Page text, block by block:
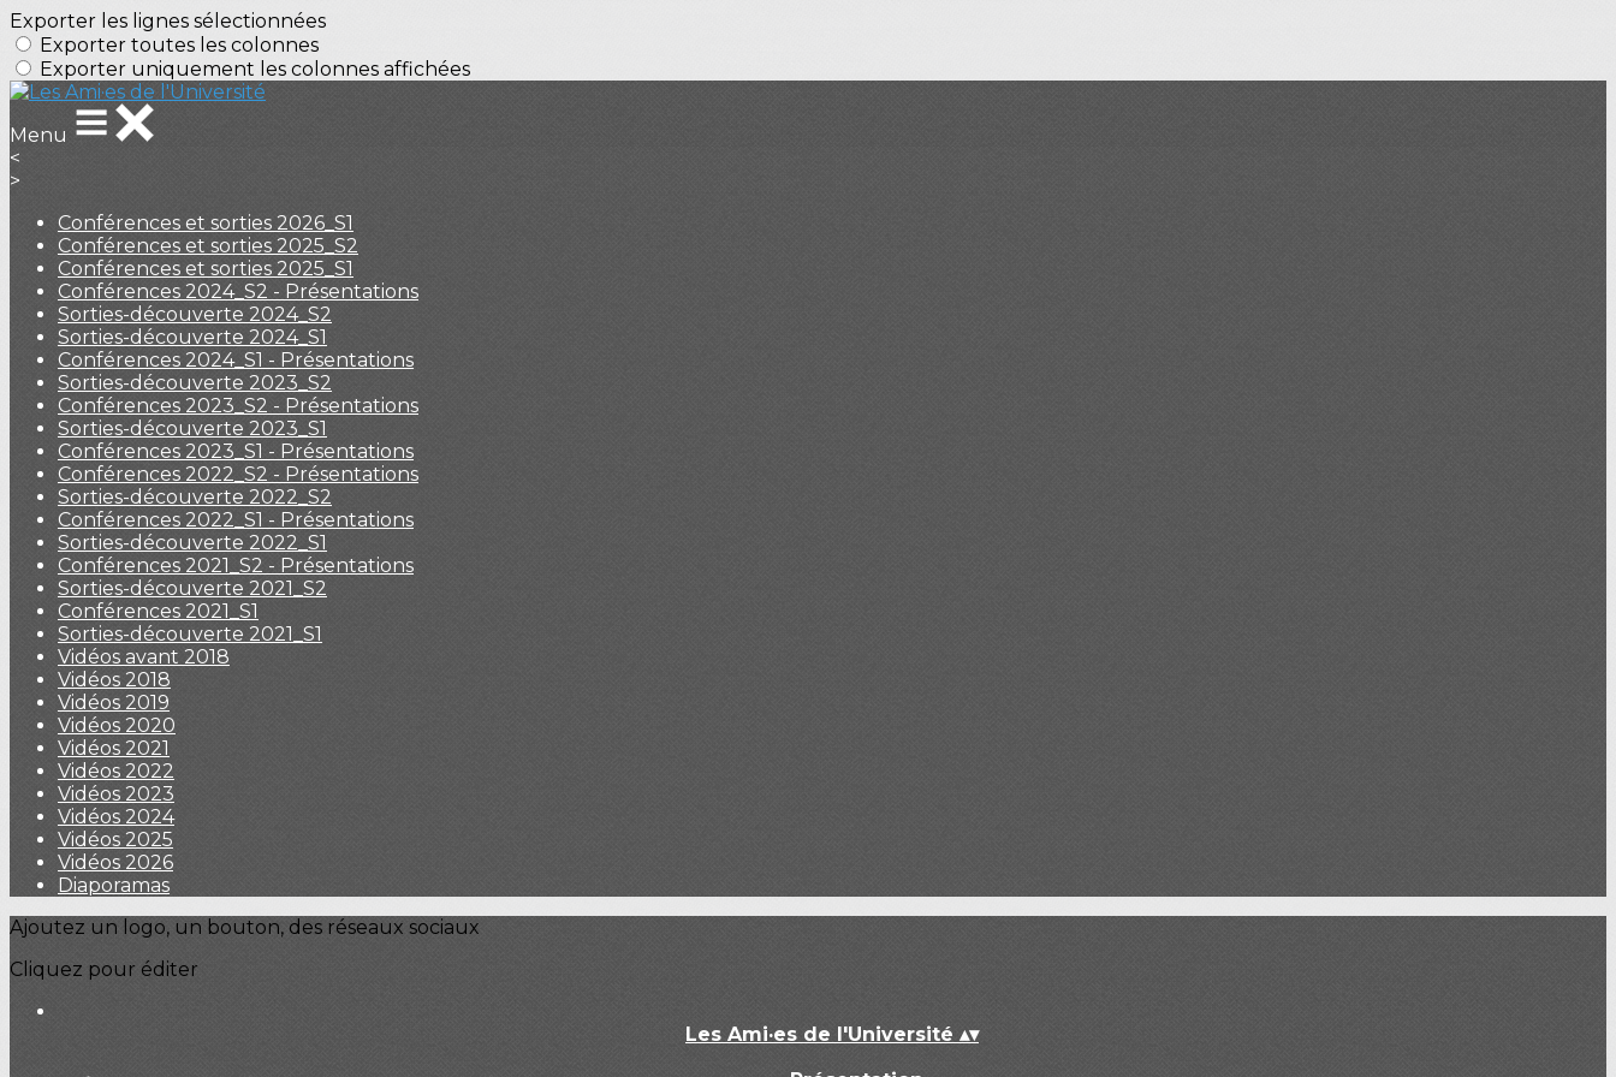
Exporter les lignes sélectionnées
Exporter toutes les colonnes
Exporter uniquement les colonnes affichées
Menu
<
>
Conférences et sorties 2026_S1
Conférences et sorties 2025_S2
Conférences et sorties 2025_S1
Conférences 2024_S2 - Présentations
Sorties-découverte 2024_S2
Sorties-découverte 2024_S1
Conférences 2024_S1 - Présentations
Sorties-découverte 2023_S2
Conférences 2023_S2 - Présentations
Sorties-découverte 2023_S1
Conférences 2023_S1 - Présentations
Conférences 2022_S2 - Présentations
Sorties-découverte 2022_S2
Conférences 2022_S1 - Présentations
Sorties-découverte 2022_S1
Conférences 2021_S2 - Présentations
Sorties-découverte 2021_S2
Conférences 2021_S1
Sorties-découverte 2021_S1
Vidéos avant 2018
Vidéos 2018
Vidéos 2019
Vidéos 2020
Vidéos 2021
Vidéos 2022
Vidéos 2023
Vidéos 2024
Vidéos 2025
Vidéos 2026
Diaporamas
Ajoutez un logo, un bouton, des réseaux sociaux
Cliquez pour éditer
Les Ami·es de l'Université ▴▾